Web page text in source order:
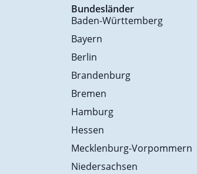
Bundesländer
Baden-Württemberg
Bayern
Berlin
Brandenburg
Bremen
Hamburg
Hessen
Mecklenburg-Vorpommern
Niedersachsen